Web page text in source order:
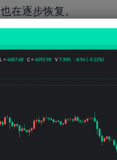
也在逐步恢复。
企业正在通过自动化和
长期来看，美国劳动力
及移民政策的不确定性
货币政策应保持谨慎，
定的限制性政策，以确